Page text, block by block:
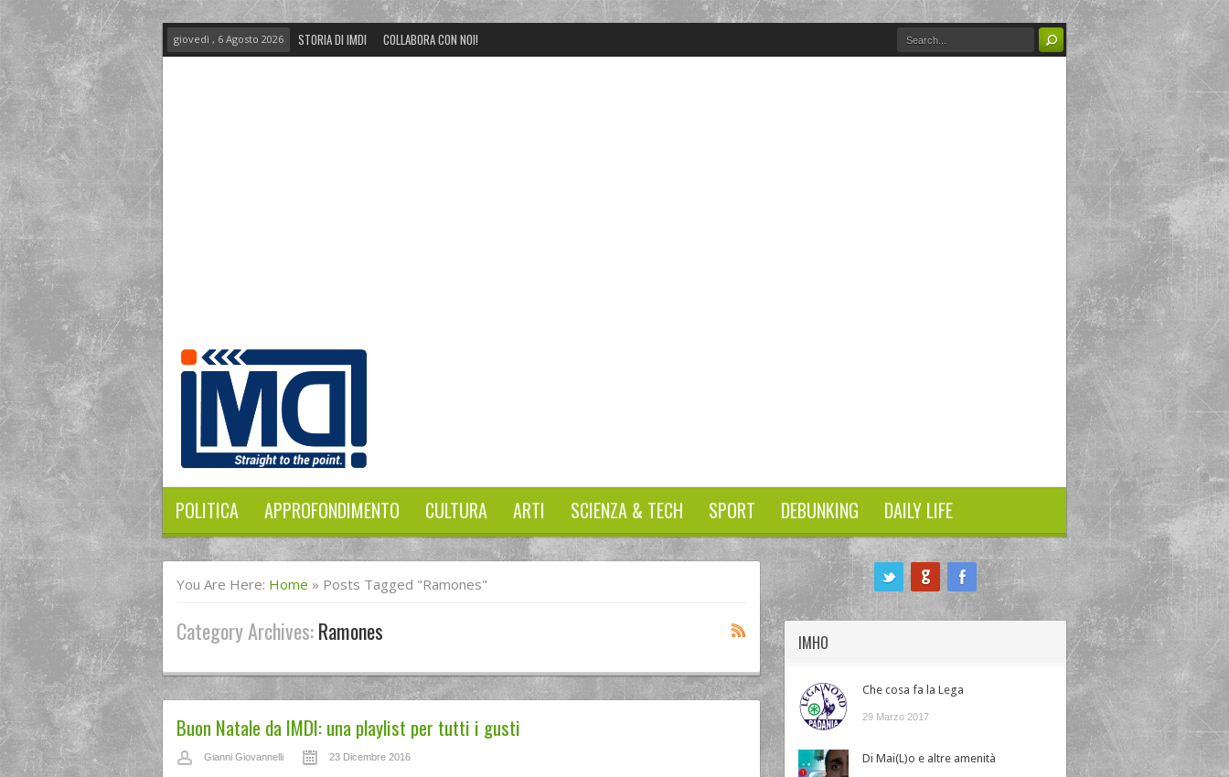
giovedì , 6 Agosto 2026 STORIA DI IMDI COLLABORA CON NOI!
POLITICA APPROFONDIMENTO CULTURA ARTI SCIENZA & TECH SPORT DEBUNKING DAILY LIFE
You Are Here: Home » Posts Tagged "Ramones"
Category Archives:Ramones
Buon Natale da IMDI: una playlist per tutti i gusti
Gianni Giovannelli 23 Dicembre 2016
IMHO
Che cosa fa la Lega
29 Marzo 2017
Di Mai(L)o e altre amenità